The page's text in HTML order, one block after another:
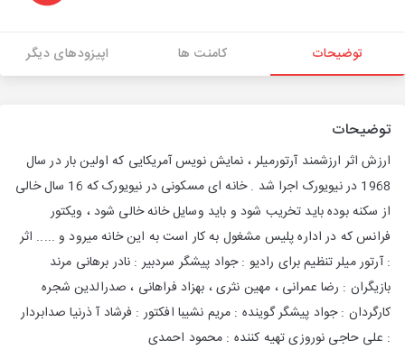
توضیحات کامنت ها اپیزودهای دیگر
توضیحات
ارزش اثر ارزشمند آرتورمیلر ، نمایش نویس آمریکایی که اولین بار در سال
1968 در نیویورک اجرا شد . خانه ای مسکونی در نیویورک که 16 سال خالی
از سکنه بوده باید تخریب شود و باید وسایل خانه خالی شود ، ویکتور
فرانس که در اداره پلیس مشغول به کار است به این خانه میرود و ..... اثر
: آرتور میلر تنظیم برای رادیو : جواد پیشگر سردبیر : نادر برهانی مرند
بازیگران : رضا عمرانی ، مهین نثری ، بهزاد فراهانی ، صدرالدین شجره
کارگردان : جواد پیشگر گوینده : مریم نشیبا افکتور : فرشاد آ ذرنیا صدابردار
: علی حاجی نوروزی تهیه کننده : محمود احمدی